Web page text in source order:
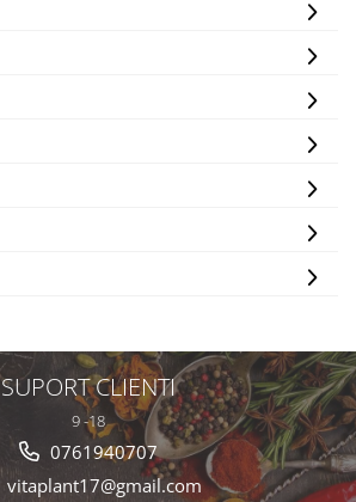
SUPORT CLIENTI
9 -18
0761940707
vitaplant17@gmail.com